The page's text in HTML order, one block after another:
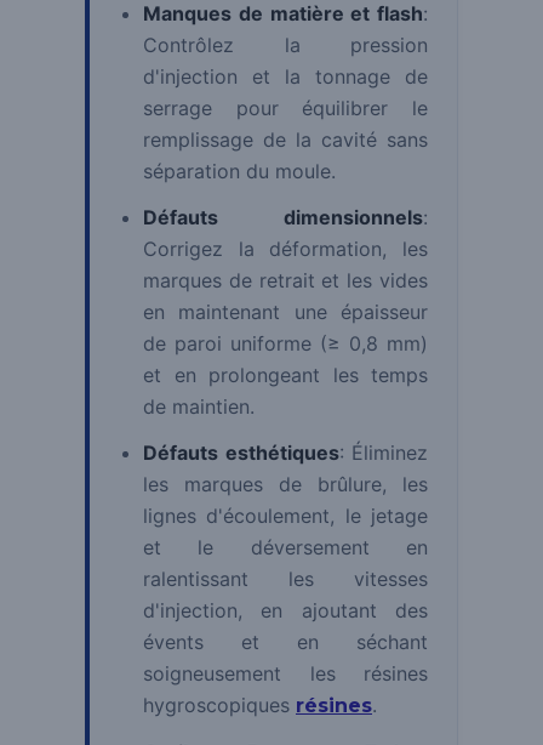
Manques de matière et flash:
Contrôlez la pression
d'injection et la tonnage de
serrage pour équilibrer le
remplissage de la cavité sans
séparation du moule.
Défauts dimensionnels:
Corrigez la déformation, les
marques de retrait et les vides
en maintenant une épaisseur
de paroi uniforme (≥ 0,8 mm)
et en prolongeant les temps
de maintien.
Défauts esthétiques: Éliminez
les marques de brûlure, les
lignes d'écoulement, le jetage
et le déversement en
ralentissant les vitesses
d'injection, en ajoutant des
évents et en séchant
soigneusement les résines
hygroscopiques résines.